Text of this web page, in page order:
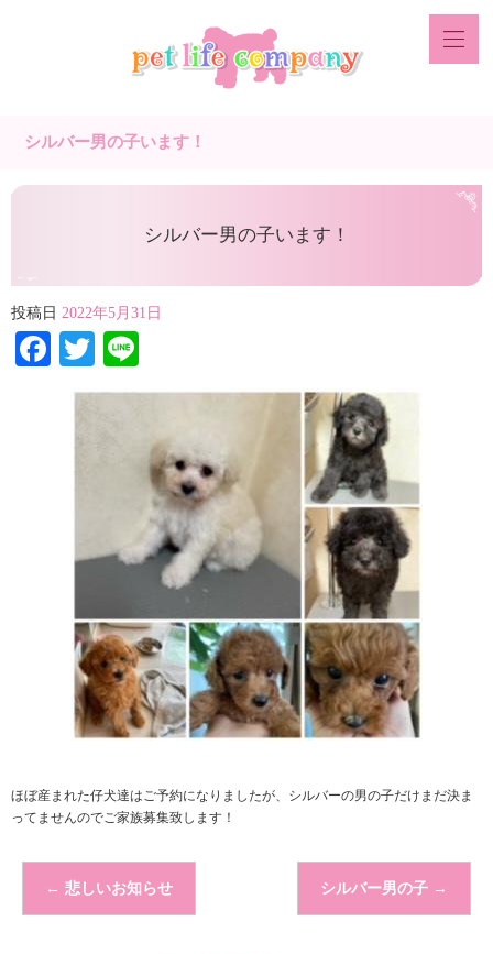
シルバー男の子います！
シルバー男の子います！
投稿日 2022年5月31日
Facebook
Twitter
ほぼ産まれた仔犬達はご予約になりましたが、シルバーの男の子だけまだ決ま
ってませんのでご家族募集致します！
← 悲しいお知らせ シルバー男の子 →